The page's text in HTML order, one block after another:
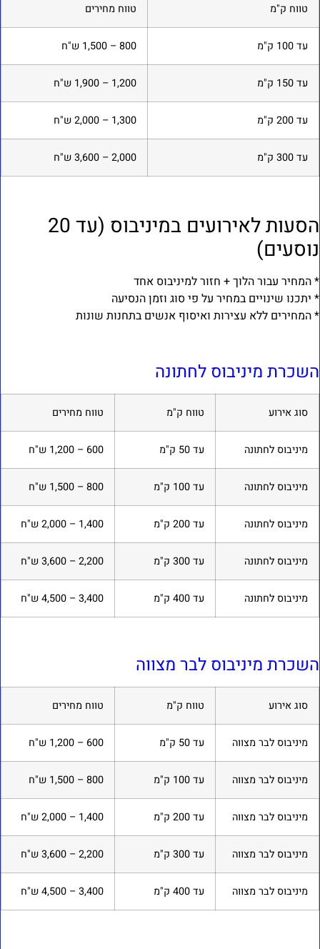
טווח ק"מ טווח מחירים
עד 100 ק"מ 800 – 1,500 ש"ח
עד 150 ק"מ 1,200 – 1,900 ש"ח
עד 200 ק"מ 1,300 – 2,000 ש"ח
עד 300 ק"מ 2,000 – 3,600 ש"ח
הסעות לאירועים במיניבוס (עד 20
המחיר עבור הלוך + חזור למיניבוס אחד
שינויים במחיר על פי סוג וזמן הנסיעה
המחירים ללא עצירות ואיסוף אנשים בתחנות שונות
מיניבוס לחתונה
סוג אירוע טווח ק"מ טווח מחירים
מיניבוס לחתונה עד 50 ק"מ 600 – 1,200 ש"ח
מיניבוס לחתונה עד 100 ק"מ 800 – 1,500 ש"ח
מיניבוס לחתונה עד 200 ק"מ 1,400 – 2,000 ש"ח
מיניבוס לחתונה עד 300 ק"מ 2,200 – 3,600 ש"ח
מיניבוס לחתונה עד 400 ק"מ 3,400 – 4,500 ש"ח
מיניבוס לבר מצווה
סוג אירוע טווח ק"מ טווח מחירים
מיניבוס לבר מצווה עד 50 ק"מ 600 – 1,200 ש"ח
מיניבוס לבר מצווה עד 100 ק"מ 800 – 1,500 ש"ח
מיניבוס לבר מצווה עד 200 ק"מ 1,400 – 2,000 ש"ח
מיניבוס לבר מצווה עד 300 ק"מ 2,200 – 3,600 ש"ח
מיניבוס לבר מצווה עד 400 ק"מ 3,400 – 4,500 ש"ח